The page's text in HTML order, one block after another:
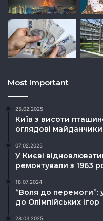
Most Important
25.02.2025
Київ з висоти
оглядові майданчики
07.02.2025
У Києві
ремонтували з 1963
18.07.2024
“Воля до перемоги”:
до Олімпійських ігор
28.03.2025